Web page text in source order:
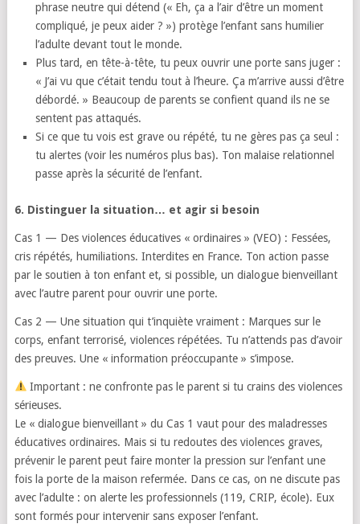
phrase neutre qui détend (« Eh, ça a l’air d’être un moment
compliqué, je peux aider ? ») protège l’enfant sans humilier
l’adulte devant tout le monde.
Plus tard, en tête-à-tête, tu peux ouvrir une porte sans juger :
« J’ai vu que c’était tendu tout à l’heure. Ça m’arrive aussi d’être
débordé. » Beaucoup de parents se confient quand ils ne se
sentent pas attaqués.
Si ce que tu vois est grave ou répété, tu ne gères pas ça seul :
tu alertes (voir les numéros plus bas). Ton malaise relationnel
passe après la sécurité de l’enfant.
6. Distinguer la situation… et agir si besoin
Cas 1 — Des violences éducatives « ordinaires » (VEO) : Fessées,
cris répétés, humiliations. Interdites en France. Ton action passe
par le soutien à ton enfant et, si possible, un dialogue bienveillant
avec l’autre parent pour ouvrir une porte.
Cas 2 — Une situation qui t’inquiète vraiment : Marques sur le
corps, enfant terrorisé, violences répétées. Tu n’attends pas d’avoir
des preuves. Une « information préoccupante » s’impose.
Important : ne confronte pas le parent si tu crains des violences
sérieuses.
Le « dialogue bienveillant » du Cas 1 vaut pour des maladresses
éducatives ordinaires. Mais si tu redoutes des violences graves,
prévenir le parent peut faire monter la pression sur l’enfant une
fois la porte de la maison refermée. Dans ce cas, on ne discute pas
avec l’adulte : on alerte les professionnels (119, CRIP, école). Eux
sont formés pour intervenir sans exposer l’enfant.